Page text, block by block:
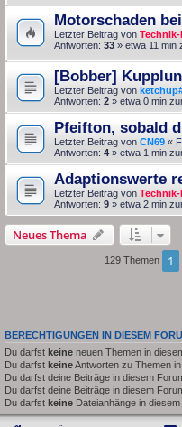
Motorschaden
Letzter Beitrag von
Antworten: 33 » etwa 11 min
[Bobber]
Letzter Beitrag von
Antworten: 2 » etwa 0 min
Pfeifton, sobald
Letzter Beitrag von CN69 «
Antworten: 4 » etwa 1 min
Adaptionswerte
Letzter Beitrag von
Antworten: 9 » etwa 2 min
Neues Thema
129 Themen 1
BERECHTIGUNGEN IN DIESEM
Du darfst keine neuen Themen in
Du darfst keineAntworten zu Themen
Du darfst deine Beiträge in diesem
Du darfst deine Beiträge in diesem
Du darfst keine Dateianhänge in